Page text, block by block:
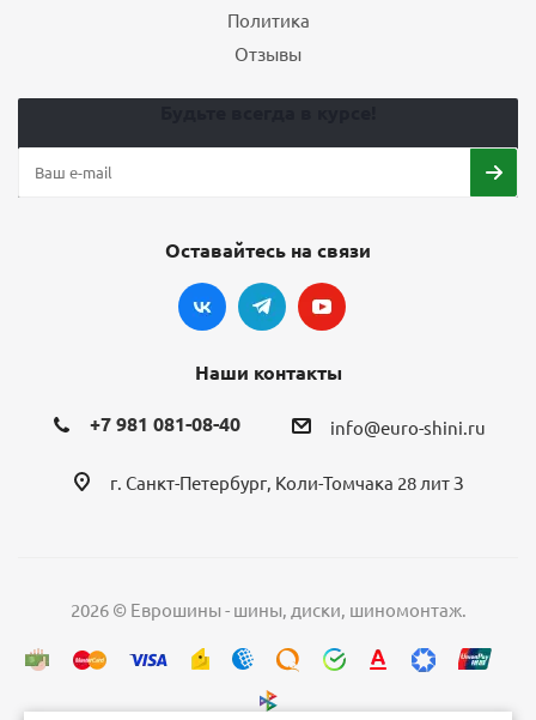
Политика
Отзывы
Оставайтесь на связи
Наши контакты
+7 981 081-08-40 info@euro-shini.ru
г. Санкт-Петербург, Коли-Томчака 28 лит З
2026 © Еврошины - шины, диски, шиномонтаж.